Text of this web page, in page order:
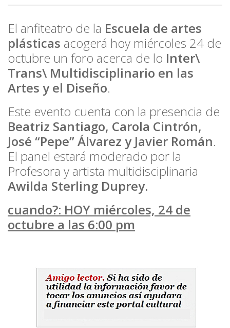
El anfiteatro de la Escuela de artes
plásticas acogerá hoy miércoles 24 de
octubre un foro acerca de lo Inter\
Trans\ Multidisciplinario en las
Artes y el Diseño.
Este evento cuenta con la presencia de
Beatriz Santiago, Carola Cintrón,
José “Pepe” Álvarez y Javier Román.
El panel estará moderado por la
Profesora y artista multidisciplinaria
Awilda Sterling Duprey.
cuando?: HOY miércoles, 24 de
octubre a las 6:00 pm